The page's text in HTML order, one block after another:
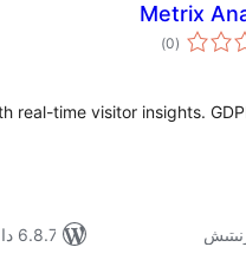
Metrix
(0 ئومۇمىي
دەرىجە
)
real-time visitor insights.
6.8.7 دا سىنالغان